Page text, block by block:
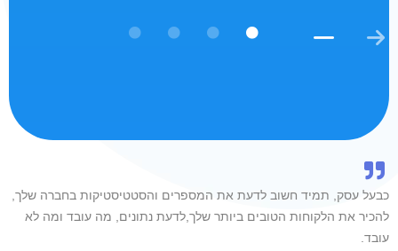
כבעל עסק, תמיד חשוב לדעת את המספרים והסטטיסטיקות בחברה שלך,
להכיר את הלקוחות הטובים ביותר שלך,לדעת נתונים, מה עובד ומה לא
עובד.